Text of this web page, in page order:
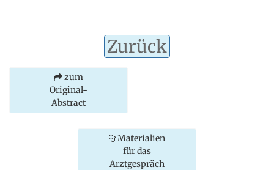
Zurück
zum
Original-
Abstract
Materialien
für das
Arztgespräch